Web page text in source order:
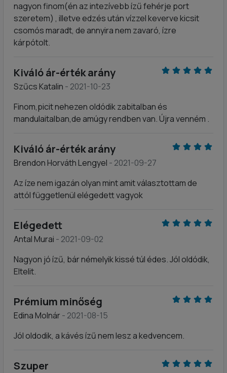
nagyon finom(én az intezívebb ízű fehérje port
szeretem) , illetve edzés után vízzel keverve kicsit
csomós maradt, de annyira nem zavaró, ízre
kárpótolt.
Kiváló ár-érték arány
Szűcs Katalin - 2021-10-23
Finom,picit nehezen oldódik zabitalban és
mandulaitalban,de amúgy rendben van. Újra venném .
Kiváló ár-érték arány
Brendon Horváth Lengyel - 2021-09-27
Az íze nem igazán olyan mint amit választottam de
attól függetlenül elégedett vagyok
Elégedett
Antal Murai - 2021-09-02
Nagyon jó ízű, bár némelyik kissé túl édes. Jól oldódik,
Eltelit.
Prémium minőség
Edina Molnár- 2021-08-15
Jól oldodik, a kávés ízű nem lesz a kedvencem.
Szuper